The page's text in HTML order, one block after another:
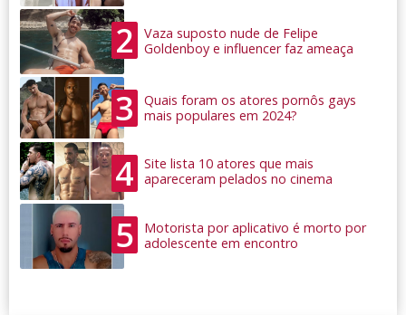
2
Vaza suposto nude de Felipe
Goldenboy e influencer faz ameaça
3
Quais foram os atores pornôs gays
mais populares em 2024?
4
Site lista 10 atores que mais
apareceram pelados no cinema
5
Motorista por aplicativo é morto por
adolescente em encontro